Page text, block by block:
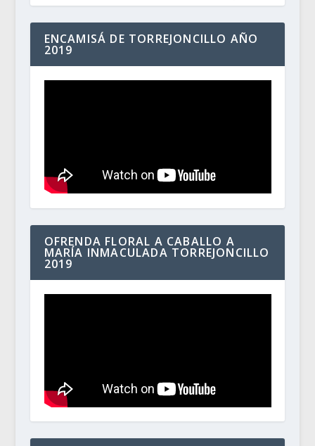
ENCAMISÁ DE TORREJONCILLO AÑO
2019
OFRENDA FLORAL A CABALLO A
MARÍA INMACULADA TORREJONCILLO
2019